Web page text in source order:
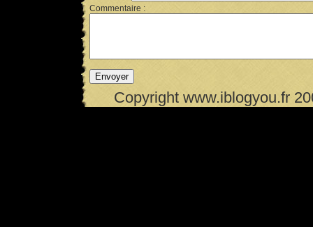
Commentaire :
Copyright www.iblogyou.fr